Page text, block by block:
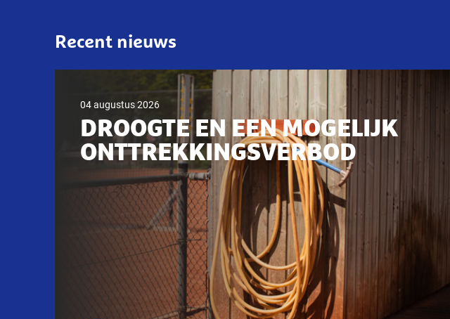
Recent nieuws
04 augustus 2026
DROOGTE EN EEN MOGELIJK
ONTTREKKINGSVERBOD